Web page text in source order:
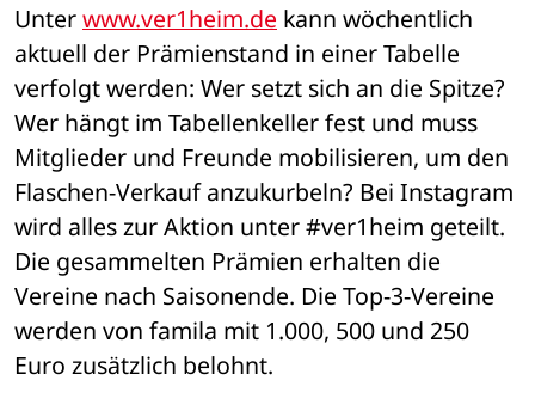
Unter www.ver1heim.de kann wöchentlich
aktuell der Prämienstand in einer Tabelle
verfolgt werden: Wer setzt sich an die Spitze?
Wer hängt im Tabellenkeller fest und muss
Mitglieder und Freunde mobilisieren, um den
Flaschen-Verkauf anzukurbeln? Bei Instagram
wird alles zur Aktion unter #ver1heim geteilt.
Die gesammelten Prämien erhalten die
Vereine nach Saisonende. Die Top-3-Vereine
werden von famila mit 1.000, 500 und 250
Euro zusätzlich belohnt.